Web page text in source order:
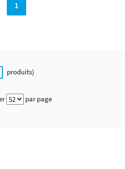
1
produits)
par page